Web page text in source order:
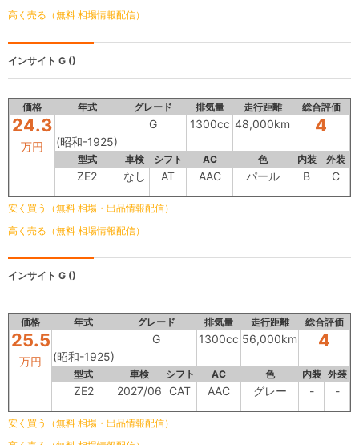
高く売る（無料 相場情報配信）
インサイト G ()
価格 年式 グレード 排気量 走行距離 総合評価
24.3
万円 (昭和-1925)
G 1300cc 48,000km 4
型式 車検 シフト AC 色 内装 外装
ZE2 なし AT AAC パール B C
安く買う（無料 相場・出品情報配信）
高く売る（無料 相場情報配信）
インサイト G ()
価格 年式 グレード 排気量 走行距離 総合評価
25.5
万円 (昭和-1925)
G 1300cc 56,000km 4
型式 車検 シフト AC 色 内装 外装
ZE2 2027/06 CAT AAC グレー - -
安く買う（無料 相場・出品情報配信）